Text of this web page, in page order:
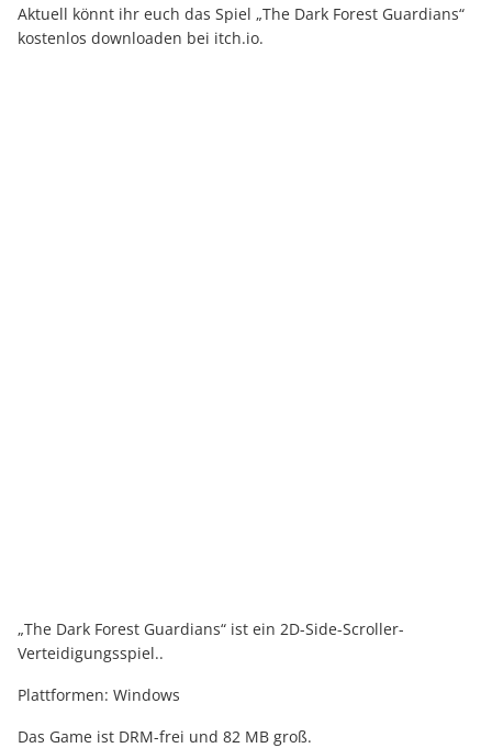
Aktuell könnt ihr euch das Spiel „The Dark Forest Guardians“
kostenlos downloaden bei itch.io.
„The Dark Forest Guardians“ ist ein 2D-Side-Scroller-
Verteidigungsspiel..
Plattformen: Windows
Das Game ist DRM-frei und 82 MB groß.